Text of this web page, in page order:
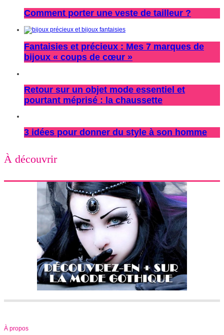
Comment porter une veste de tailleur ?
Fantaisies et précieux : Mes 7 marques de
bijoux « coups de cœur »
Retour sur un objet mode essentiel et
pourtant méprisé : la chaussette
3 idées pour donner du style à son homme
À découvrir
À propos